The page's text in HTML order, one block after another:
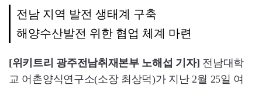
전남 지역 발전 생태계 구축
해양수산발전 위한 협업 체계 마련
[위키트리 광주전남취재본부 노해섭 기자] 전남대학
교 어촌양식연구소(소장 최상덕)가 지난 2월 25일 여